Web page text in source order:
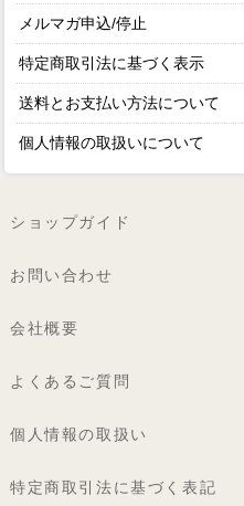
メルマガ申込/停止
特定商取引法に基づく表示
送料とお支払い方法について
個人情報の取扱いについて
ショップガイド
お問い合わせ
会社概要
よくあるご質問
個人情報の取扱い
特定商取引法に基づく表記